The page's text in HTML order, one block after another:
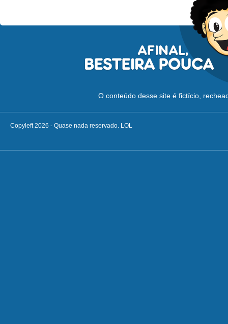
O conteúdo desse site é fictício,
Copyleft 2026 - Quase nada reservado. LOL